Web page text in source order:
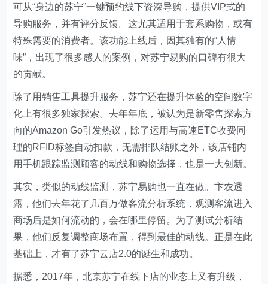
可从“身边的苏宁”一键预约线下资深导购，提供VIP式的
导购服务，并有评分反馈。这尤其适用于套系购物，或有
特殊需要的消费者。该功能上线后，因其独有的“人情
味”，出现了很多感人的案例，对苏宁易购的口碑有很大
的贡献。
除了用销售工具提升服务，苏宁还在提升体验的空间数字
化上有很多独家探索。去年年底，被认为是新零售探索方
向的Amazon Go引发热议，除了运用与高速ETC收费同
理的RFID标签自动扣款，无需排队结账之外，该店铺内
用手机跟踪监测顾客的动线和购物选择，也是一大创新。
其实，类似的动线监测，苏宁易购也一直在做。卞农透
露，他们去年花了几百万做客流分析系统，观测客流进入
商场后是如何流动的，会在哪里停留。为了测试分析结
果，他们反复调整商场布置，得到最佳的动线。正是在此
基础上，才有了苏宁云店2.0的诞生和成功。
据悉，2017年，北京苏宁在线下店的业态上又有升级，